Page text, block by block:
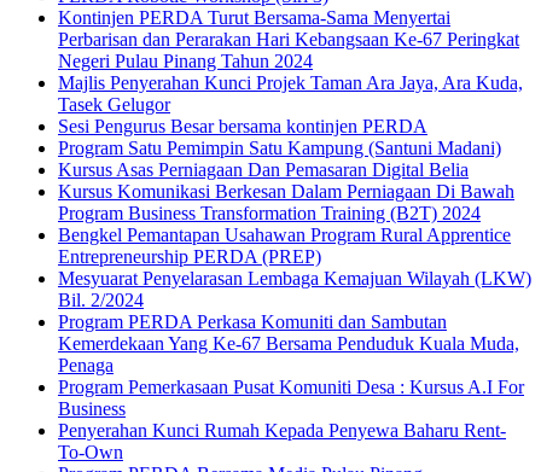
Kontinjen PERDA Turut Bersama-Sama Menyertai
Perbarisan dan Perarakan Hari Kebangsaan Ke-67 Peringkat
Negeri Pulau Pinang Tahun 2024
Majlis Penyerahan Kunci Projek Taman Ara Jaya, Ara Kuda,
Tasek Gelugor
Sesi Pengurus Besar bersama kontinjen PERDA
Program Satu Pemimpin Satu Kampung (Santuni Madani)
Kursus Asas Perniagaan Dan Pemasaran Digital Belia
Kursus Komunikasi Berkesan Dalam Perniagaan Di Bawah
Program Business Transformation Training (B2T) 2024
Bengkel Pemantapan Usahawan Program Rural Apprentice
Entrepreneurship PERDA (PREP)
Mesyuarat Penyelarasan Lembaga Kemajuan Wilayah (LKW)
Bil. 2/2024
Program PERDA Perkasa Komuniti dan Sambutan
Kemerdekaan Yang Ke-67 Bersama Penduduk Kuala Muda,
Penaga
Program Pemerkasaan Pusat Komuniti Desa : Kursus A.I For
Business
Penyerahan Kunci Rumah Kepada Penyewa Baharu Rent-
To-Own